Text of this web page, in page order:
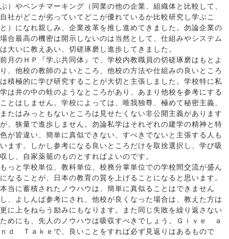
ぶ）やベンチマーキング（同業の他の企業、組織体と比較して、
自社がどこが劣っていてどこが優れているか比較研究し学ぶこ
と）になれ親しみ、企業改革を推し進めてきました。勿論企業の
場合最高の機密は開示しないのは当然として、仕組みやシステム
は大いに教えあい、切磋琢磨し進歩してきました。
前月のＨＰ『学ぶ共同体』で、学校内教職員の切磋琢磨はもとよ
り、他校の教師のよいところ、他校の方法や仕組みの良いところ
は積極的に学び研究することが大切と主張しました。学校特に私
学は井の中の蛙のようなところがあり、あまり他校を参考にする
ことはしません。学校によっては、唯我独尊、極めて秘密主義、
またはみっともないところは見せたくない非公開主義があります
が、狭量で進歩しません。勿論私学はそれぞれの建学の精神と特
色が皆違い、簡単に真似できない、すべきでないと主張する人も
います。しかし参考になる良いところだけを取捨選択し、学び吸
収し、自家薬籠のものとすればよいのです。
もっと学校単位、教科単位、校務分掌単位での学校間交流が盛ん
になることが、日本の教育の質を上げることになると思います。
本当に蓄積されたノウハウは、簡単に真似ることはできません
し、よしんば参考にされ、他校が良くなった場合は、教えた方は
更に上をねらう励みにもなります。また同じ失敗を繰り返さない
ためにも、先人のノウハウは吸収すべきでしょう。Ｇｉｖｅ ａ
ｎｄ Ｔａｋｅで、良いことをすれば必ず見返りはあるもので